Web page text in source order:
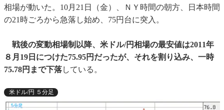
相場が動いた。10月21日（金）、ＮＹ時間の朝方、日本時間
の21時ごろから急落し始め、75円台に突入。
戦後の変動相場制以降、米ドル/円相場の最安値は2011年
８月19日につけた75.95円だったが、それを割り込み、一時
75.78円まで下落している。
米ドル/円 ５分足